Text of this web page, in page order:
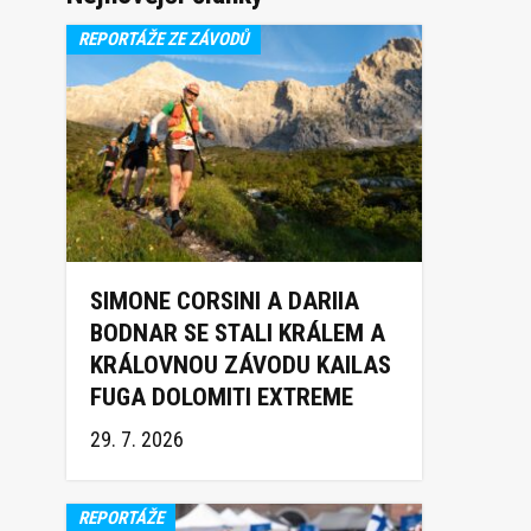
REPORTÁŽE ZE ZÁVODŮ
SIMONE CORSINI A DARIIA
BODNAR SE STALI KRÁLEM A
KRÁLOVNOU ZÁVODU KAILAS
FUGA DOLOMITI EXTREME
TRAIL 2026
29. 7. 2026
REPORTÁŽE